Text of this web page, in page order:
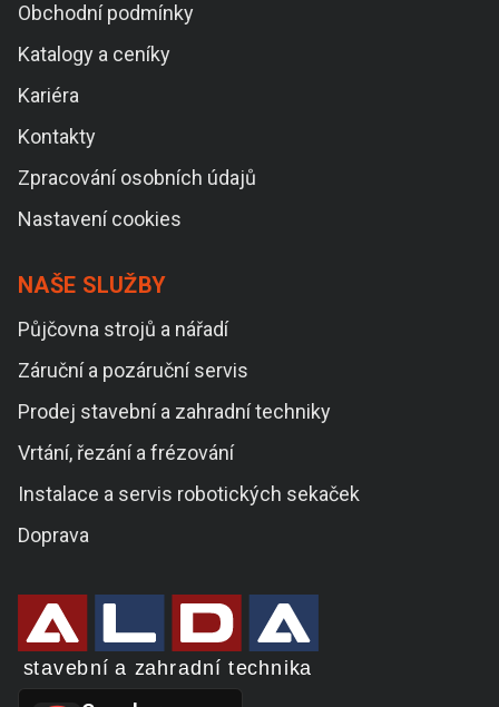
Obchodní podmínky
Katalogy a ceníky
Kariéra
Kontakty
Zpracování osobních údajů
Nastavení cookies
NAŠE SLUŽBY
Půjčovna strojů a nářadí
Záruční a pozáruční servis
Prodej stavební a zahradní techniky
Vrtání, řezání a frézování
Instalace a servis robotických sekaček
Doprava